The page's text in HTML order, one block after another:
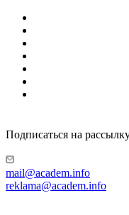
Подписаться на
mail@academ.info
reklama@academ.info